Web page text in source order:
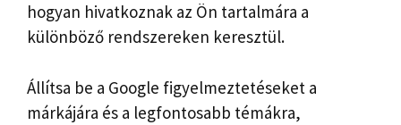
hogyan hivatkoznak az Ön tartalmára a
különböző rendszereken keresztül.
Állítsa be a Google figyelmeztetéseket a
márkájára és a legfontosabb témákra,